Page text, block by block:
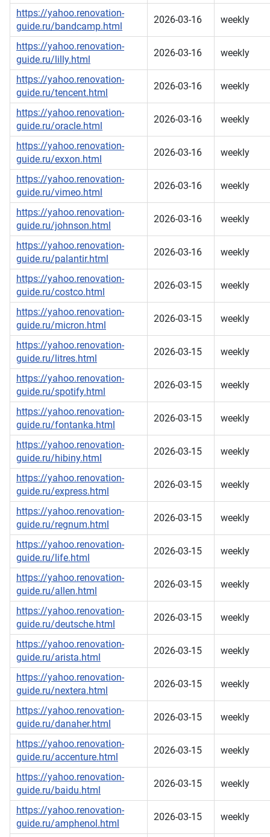
https://yahoo.renovation-
guide.ru/bandcamp.html
2026-03-16 weekly
https://yahoo.renovation-
guide.ru/lilly.html
2026-03-16 weekly
https://yahoo.renovation-
guide.ru/tencent.html
2026-03-16 weekly
https://yahoo.renovation-
guide.ru/oracle.html
2026-03-16 weekly
https://yahoo.renovation-
guide.ru/exxon.html
2026-03-16 weekly
https://yahoo.renovation-
guide.ru/vimeo.html
2026-03-16 weekly
https://yahoo.renovation-
guide.ru/johnson.html
2026-03-16 weekly
https://yahoo.renovation-
guide.ru/palantir.html
2026-03-16 weekly
https://yahoo.renovation-
guide.ru/costco.html
2026-03-15 weekly
https://yahoo.renovation-
guide.ru/micron.html
2026-03-15 weekly
https://yahoo.renovation-
guide.ru/litres.html
2026-03-15 weekly
https://yahoo.renovation-
guide.ru/spotify.html
2026-03-15 weekly
https://yahoo.renovation-
guide.ru/fontanka.html
2026-03-15 weekly
https://yahoo.renovation-
guide.ru/hibiny.html
2026-03-15 weekly
https://yahoo.renovation-
guide.ru/express.html
2026-03-15 weekly
https://yahoo.renovation-
guide.ru/regnum.html
2026-03-15 weekly
https://yahoo.renovation-
guide.ru/life.html
2026-03-15 weekly
https://yahoo.renovation-
guide.ru/allen.html
2026-03-15 weekly
https://yahoo.renovation-
guide.ru/deutsche.html
2026-03-15 weekly
https://yahoo.renovation-
guide.ru/arista.html
2026-03-15 weekly
https://yahoo.renovation-
guide.ru/nextera.html
2026-03-15 weekly
https://yahoo.renovation-
guide.ru/danaher.html
2026-03-15 weekly
https://yahoo.renovation-
guide.ru/accenture.html
2026-03-15 weekly
https://yahoo.renovation-
guide.ru/baidu.html
2026-03-15 weekly
https://yahoo.renovation-
guide.ru/amphenol.html
2026-03-15 weekly